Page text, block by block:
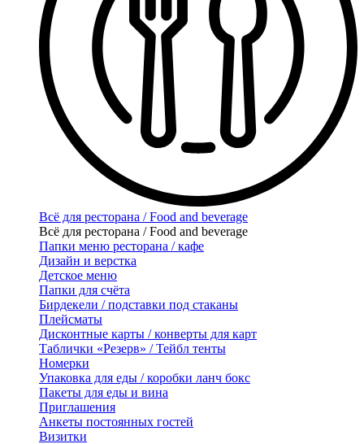
Всё для ресторана / Food and beverage
Всё для ресторана / Food and beverage
Папки меню ресторана / кафе
Дизайн и верстка
Детское меню
Папки для счёта
Бирдекели / подставки под стаканы
Плейсматы
Дисконтные карты / конверты для карт
Таблички «Резерв» / Тейбл тенты
Номерки
Упаковка для еды / коробки ланч бокс
Пакеты для еды и вина
Приглашения
Анкеты постоянных гостей
Визитки